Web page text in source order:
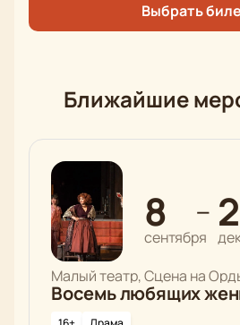
Выбрать
Ближайшие
8
сентября
—
Малый театр, Сцена на
Восемь любящих